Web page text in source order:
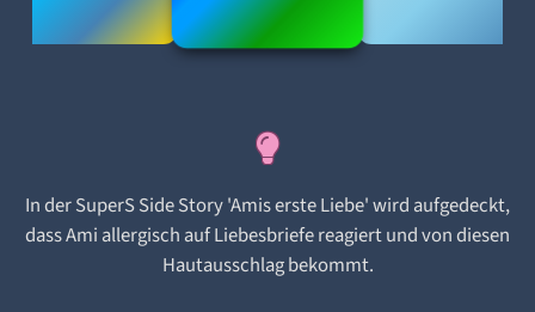
In der SuperS Side Story 'Amis erste Liebe' wird aufgedeckt,
dass Ami allergisch auf Liebesbriefe reagiert und von diesen
Hautausschlag bekommt.